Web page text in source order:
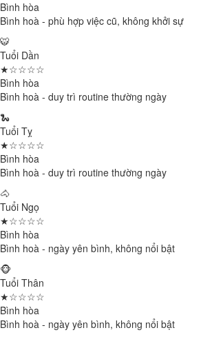
Bình hòa
Bình hoà - phù hợp việc cũ, không khởi sự
🐯
Tuổi Dần
★☆☆☆☆
Bình hòa
Bình hoà - duy trì routine thường ngày
🐍
Tuổi Tỵ
★☆☆☆☆
Bình hòa
Bình hoà - duy trì routine thường ngày
🐴
Tuổi Ngọ
★☆☆☆☆
Bình hòa
Bình hoà - ngày yên bình, không nổi bật
🐵
Tuổi Thân
★☆☆☆☆
Bình hòa
Bình hoà - ngày yên bình, không nổi bật